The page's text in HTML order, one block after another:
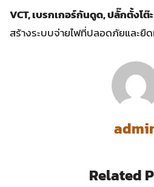
VCT, เบรกเกอร์กันดูด, ปลั๊กตั้งโ
สร้างระบบจ่ายไฟที่ปลอดภัยและยื
Related